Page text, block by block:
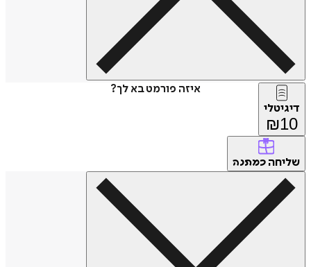
איזה פורמט בא לך?
דיגיטלי
₪10
שליחה כמתנה